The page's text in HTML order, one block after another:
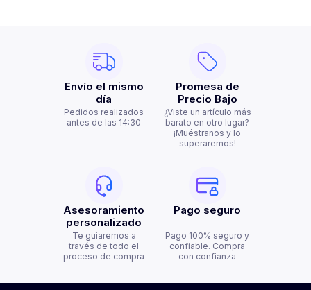
Envío el mismo
día
Pedidos realizados
antes de las 14:30
Promesa de
Precio Bajo
¿Viste un artículo más
barato en otro lugar?
¡Muéstranos y lo
superaremos!
Asesoramiento
personalizado
Te guiaremos a
través de todo el
proceso de compra
Pago seguro
Pago 100% seguro y
confiable. Compra
con confianza